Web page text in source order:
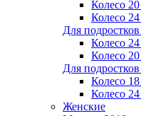
Колесо
Колесо
Для
Колесо
Колесо
Для
Колесо
Колесо
Женскиe